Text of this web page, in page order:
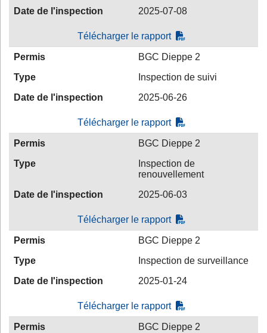
Date de l'inspection
2025-07-08
Télécharger le rapport
Permis
BGC Dieppe 2
Type
Inspection de suivi
Date de l'inspection
2025-06-26
Télécharger le rapport
Permis
BGC Dieppe 2
Type
Inspection de
renouvellement
Date de l'inspection
2025-06-03
Télécharger le rapport
Permis
BGC Dieppe 2
Type
Inspection de surveillance
Date de l'inspection
2025-01-24
Télécharger le rapport
Permis
BGC Dieppe 2